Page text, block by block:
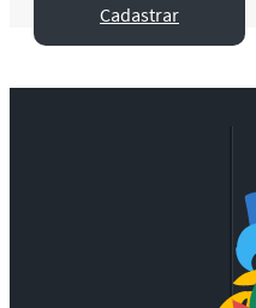
Cadastrar